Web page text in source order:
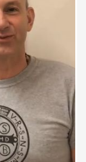
a
c’era
chiaro